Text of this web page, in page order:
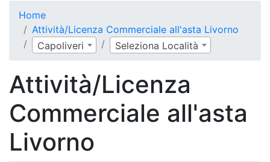
Home
Attività/Licenza Commerciale all'asta Livorno
Capoliveri
Seleziona Località
Attività/Licenza
Commerciale all'asta
Livorno